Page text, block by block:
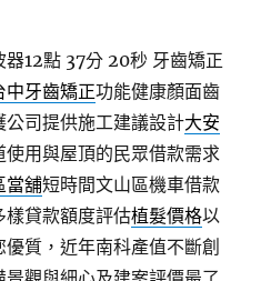
器12點 37分 20秒 牙齒矯正
中牙齒矯正功能健康顏面齒
司提供施工建議設計大安
使用與屋頂的民眾借款需求
當舖短時間文山區機車借款
樣貸款額度評估植髮價格以
質，近年南科產值不斷創